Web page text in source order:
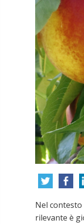
Nel
rilevante è